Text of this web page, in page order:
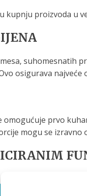
kupnju proizvoda u
suhomesnatih
osigurava
prvo
mogu se
Magic
i role Magic Vac®.